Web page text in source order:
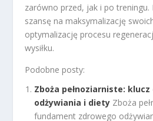
zarówno przed, jak i po
szansę na maksymalizację
optymalizację procesu
wysiłku.
Podobne posty:
Zboża pełnoziarniste:
odżywiania i diety Zboża
fundament zdrowego